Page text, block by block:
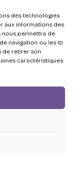
des technologies
aux informations des
nous permettra de
navigation ou les ID
de retirer son
caractéristiques
pour la